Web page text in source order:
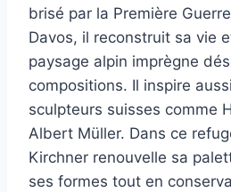
brisé par la Première
Davos, il reconstruit sa vie
paysage alpin imprègne
compositions. Il inspire
sculpteurs suisses comme
Albert Müller. Dans ce
Kirchner renouvelle sa
ses formes tout en